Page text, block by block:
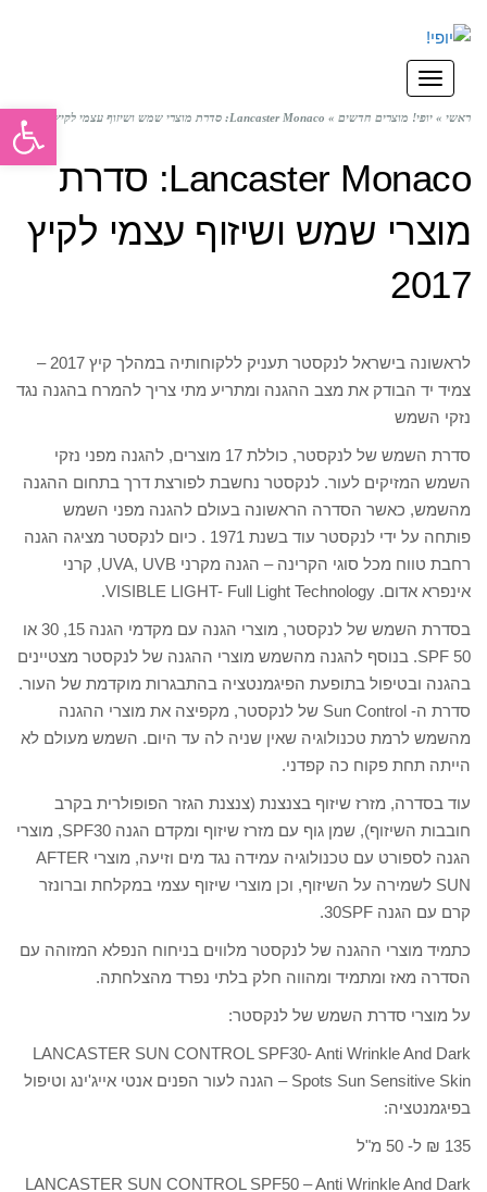
תפריט
ראשי » יופי! מוצרים חדשים » Lancaster Monaco: סדרת מוצרי שמש ושיזוף עצמי לקיץ 2017
Lancaster Monaco: סדרת
מוצרי שמש ושיזוף עצמי לקיץ
2017
לראשונה בישראל לנקסטר תעניק ללקוחותיה במהלך קיץ 2017 –
צמיד יד הבודק את מצב ההגנה ומתריע מתי צריך להמרח בהגנה נגד
נזקי השמש
סדרת השמש של לנקסטר, כוללת 17 מוצרים, להגנה מפני נזקי
השמש המזיקים לעור. לנקסטר נחשבת לפורצת דרך בתחום ההגנה
מהשמש, כאשר הסדרה הראשונה בעולם להגנה מפני השמש
פותחה על ידי לנקסטר עוד בשנת 1971 . כיום לנקסטר מציגה הגנה
רחבת טווח מכל סוגי הקרינה – הגנה מקרני UVA, UVB, קרני
אינפרא אדום. VISIBLE LIGHT- Full Light Technology.
בסדרת השמש של לנקסטר, מוצרי הגנה עם מקדמי הגנה 15, 30 או
50 SPF. בנוסף להגנה מהשמש מוצרי ההגנה של לנקסטר מצטיינים
בהגנה ובטיפול בתופעת הפיגמנטציה בהתבגרות מוקדמת של העור.
סדרת ה- Sun Control של לנקסטר, מקפיצה את מוצרי ההגנה
מהשמש לרמת טכנולוגיה שאין שניה לה עד היום. השמש מעולם לא
הייתה תחת פקוח כה קפדני.
עוד בסדרה, מזרז שיזוף בצנצנת (צנצנת הגזר הפופולרית בקרב
חובבות השיזוף), שמן גוף עם מזרז שיזוף ומקדם הגנה SPF30, מוצרי
הגנה לספורט עם טכנולוגיה עמידה נגד מים וזיעה, מוצרי AFTER
SUN לשמירה על השיזוף, וכן מוצרי שיזוף עצמי במקלחת וברונזר
קרם עם הגנה 30SPF.
כתמיד מוצרי ההגנה של לנקסטר מלווים בניחוח הנפלא המזוהה עם
הסדרה מאז ומתמיד ומהווה חלק בלתי נפרד מהצלחתה.
על מוצרי סדרת השמש של לנקסטר:
LANCASTER SUN CONTROL SPF30- Anti Wrinkle And Dark
Spots Sun Sensitive Skin – הגנה לעור הפנים אנטי אייג'ינג וטיפול
בפיגמנטציה:
135 ₪ ל- 50 מ"ל
LANCASTER SUN CONTROL SPF50 – Anti Wrinkle And Dark
פתח